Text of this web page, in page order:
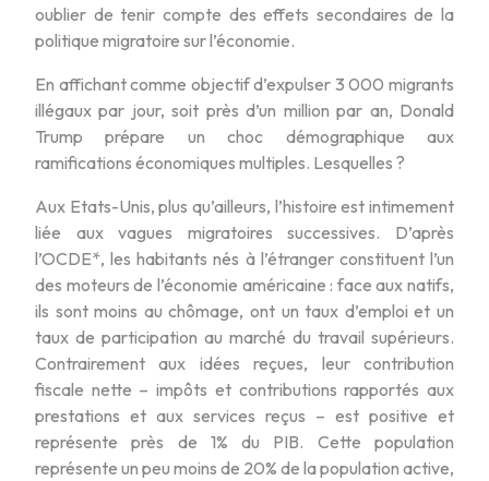
oublier de tenir compte des effets secondaires de la
politique migratoire sur l’économie.
En affichant comme objectif d’expulser 3 000 migrants
illégaux par jour, soit près d’un million par an, Donald
Trump prépare un choc démographique aux
ramifications économiques multiples. Lesquelles ?
Aux Etats-Unis, plus qu’ailleurs, l’histoire est intimement
liée aux vagues migratoires successives. D’après
l’OCDE*, les habitants nés à l’étranger constituent l’un
des moteurs de l’économie américaine : face aux natifs,
ils sont moins au chômage, ont un taux d’emploi et un
taux de participation au marché du travail supérieurs.
Contrairement aux idées reçues, leur contribution
fiscale nette – impôts et contributions rapportés aux
prestations et aux services reçus – est positive et
représente près de 1% du PIB. Cette population
représente un peu moins de 20% de la population active,